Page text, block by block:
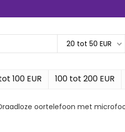
20 tot 50 EUR
100 EUR 100 tot 200 EUR
Draadloze oortelefoon met